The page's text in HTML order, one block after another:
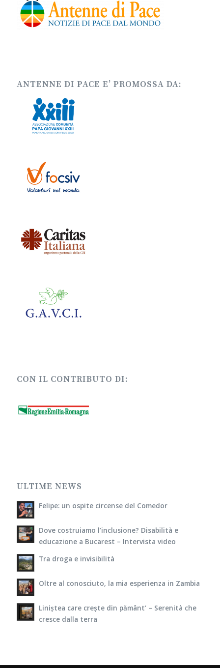
ANTENNE DI PACE E’ PROMOSSA DA:
CON IL CONTRIBUTO DI:
ULTIME NEWS
Felipe: un ospite circense del Comedor
Dove costruiamo l’inclusione? Disabilità e
educazione a Bucarest – Intervista video
Tra droga e invisibilità
Oltre al conosciuto, la mia esperienza in Zambia
Liniștea care crește din pământ’ – Serenità che
cresce dalla terra